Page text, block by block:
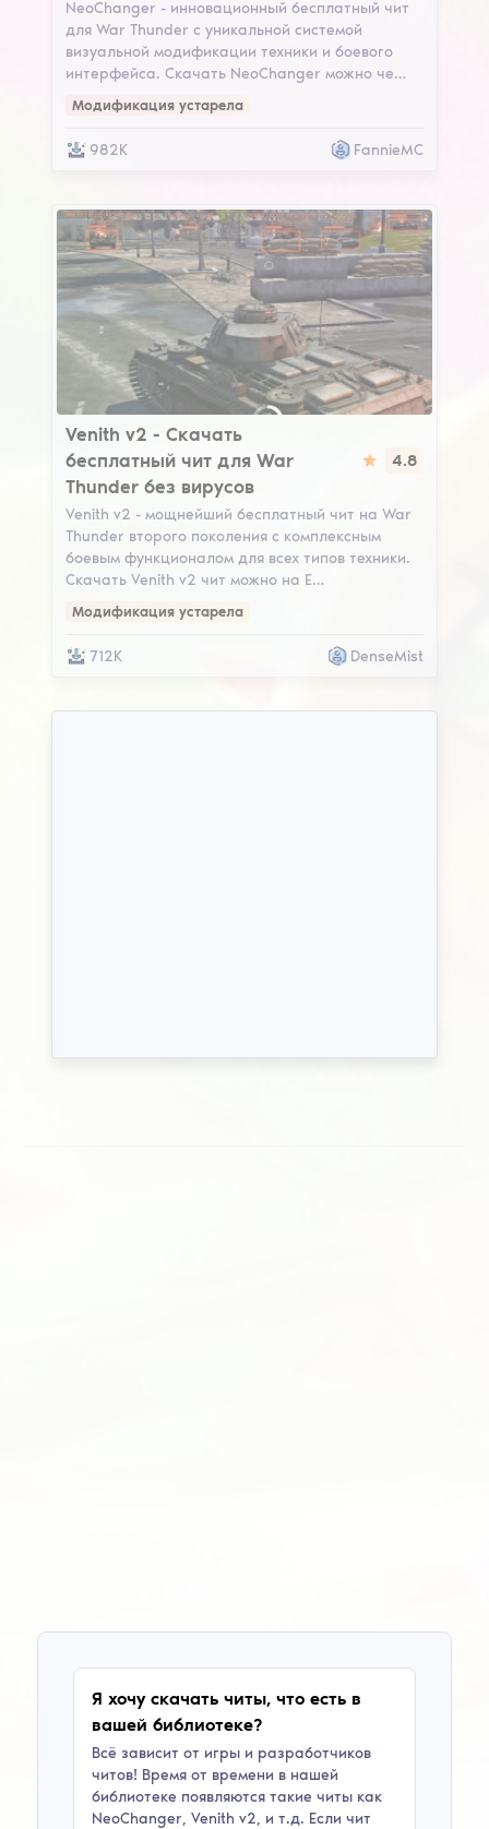
NeoChanger - инновационный бесплатный чит
для War Thunder с уникальной системой
визуальной модификации техники и боевого
интерфейса. Скачать NeoChanger можно че…
Модификация устарела
982K FannieMC
Venith v2 - Скачать
бесплатный чит для War
Thunder без вирусов
4.8
Venith v2 - мощнейший бесплатный чит на War
Thunder второго поколения с комплексным
боевым функционалом для всех типов техники.
Скачать Venith v2 чит можно на E…
Модификация устарела
712K DenseMist
Я хочу скачать читы, что есть в
вашей библиотеке?
Всё зависит от игры и разработчиков
читов! Время от времени в нашей
библиотеке появляются такие читы как
NeoChanger, Venith v2, и т.д. Если чит